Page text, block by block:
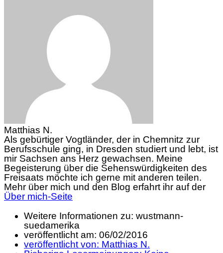
Matthias N.
Als gebürtiger Vogtländer, der in Chemnitz zur
Berufsschule ging, in Dresden studiert und lebt, ist
mir Sachsen ans Herz gewachsen. Meine
Begeisterung über die Sehenswürdigkeiten des
Freisaats möchte ich gerne mit anderen teilen.
Mehr über mich und den Blog erfahrt ihr auf der
Über mich-Seite
Weitere Informationen zu: wustmann-
suedamerika
veröffentlicht am: 06/02/2016
veröffentlicht von: Matthias N.